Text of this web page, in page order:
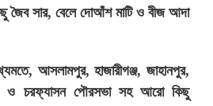
জৈব সার, বেলে দোআঁশ মাটি ও বীজ আদা
আসলামপুর, হাজারীগঞ্জ, জাহানপুর,
ও চরফ্যাসন পৌরসভা সহ আরো কিছু